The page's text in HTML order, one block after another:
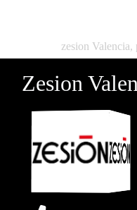
zesion
Zesion